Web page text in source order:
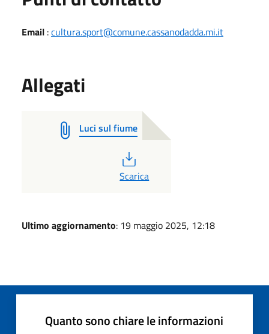
Email :cultura.sport@comune.cassanodadda.mi.it
Allegati
Luci sul fiume
PDF
Scarica
Ultimo aggiornamento: 19 maggio 2025, 12:18
Quanto sono chiare le informazioni